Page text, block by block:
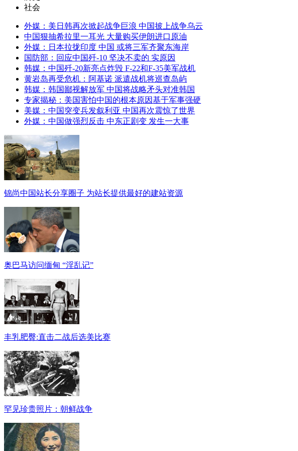
社会
外媒：美日韩再次掀起战争巨浪 中国披上战争乌云
中国狠抽希拉里一耳光 大量购买伊朗进口原油
外媒：日本拉拢印度 中国 或将三军齐聚东海岸
国防部：回应中国歼-10 坚决不卖的 实原因
韩媒：中国歼-20新亮点炸毁 F-22和F-35美军战机
黄岩岛再受危机：阿基诺 派遣战机将巡查岛屿
韩媒：韩国鄙视解放军 中国将战略矛头对准韩国
专家揭秘：美国害怕中国的根本原因基于军事强硬
美媒：中国突变兵发叙利亚 中国再次震惊了世界
外媒：中国做强烈反击 中东正剧变 发生一大事
锦尚中国站长分享圈子 为站长提供最好的建站资源
奥巴马访问缅甸 “淫乱记”
丰乳肥臀:直击二战后选美比赛
罕见珍贵照片：朝鲜战争